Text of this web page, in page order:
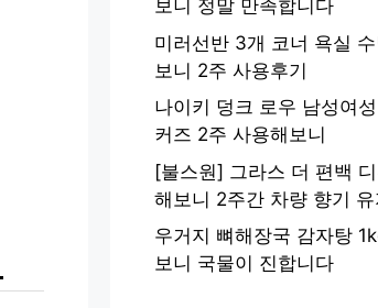
보니 정말 만족합니다
미러선반 3개 코너 욕실
보니 2주 사용후기
나이키 덩크 로우 남성여
커즈 2주 사용해보니
[불스원] 그라스 더 편백
해보니 2주간 차량 향기 유
우거지 뼈해장국 감자탕
보니 국물이 진합니다